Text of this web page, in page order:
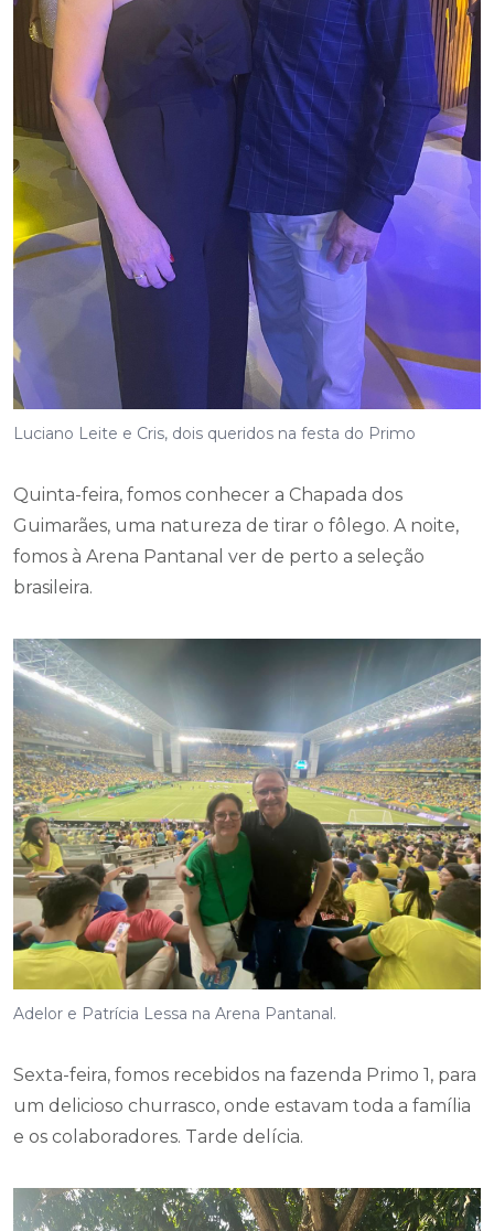
Luciano Leite e Cris, dois queridos na festa do Primo
Quinta-feira, fomos conhecer a Chapada dos
Guimarães, uma natureza de tirar o fôlego. A noite,
fomos à Arena Pantanal ver de perto a seleção
brasileira.
Adelor e Patrícia Lessa na Arena Pantanal.
Sexta-feira, fomos recebidos na fazenda Primo 1, para
um delicioso churrasco, onde estavam toda a família
e os colaboradores. Tarde delícia.